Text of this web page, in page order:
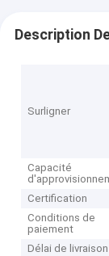
Description
Surligner
Capacité
Certification
Conditions de
paiement
Délai de livraison